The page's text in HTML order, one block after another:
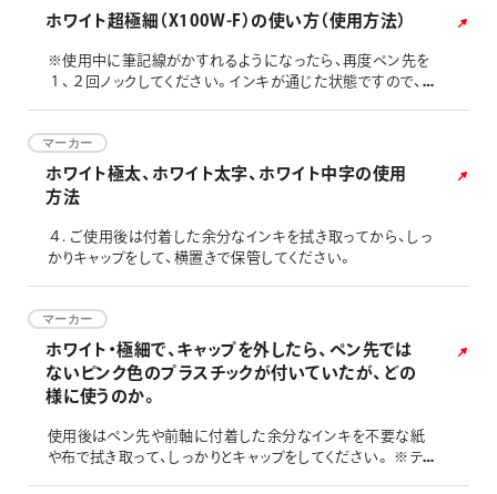
ホワイト超極細（X100W-F）の使い方（使用方法）
※使用中に筆記線がかすれるようになったら、再度ペン先を
１、２回ノックしてください。インキが通じた状態ですので、
強く押し当てて筆記しますと、ペン先部に削りカスが詰まり、
筆記不具合の原因となります。 ※インキが前軸やペン先に付
着した場合は、不要な紙で拭き取りをお願いいたします。（テ
ィッシュで拭
マーカー
ホワイト極太、ホワイト太字、ホワイト中字の使用
方法
４. ご使用後は付着した余分なインキを拭き取ってから、しっ
かりキャップをして、横置きで保管してください。
マーカー
ホワイト・極細で、キャップを外したら、ペン先では
ないピンク色のプラスチックが付いていたが、どの
様に使うのか。
使用後はペン先や前軸に付着した余分なインキを不要な紙
や布で拭き取って、しっかりとキャップをしてください。 ※ティ